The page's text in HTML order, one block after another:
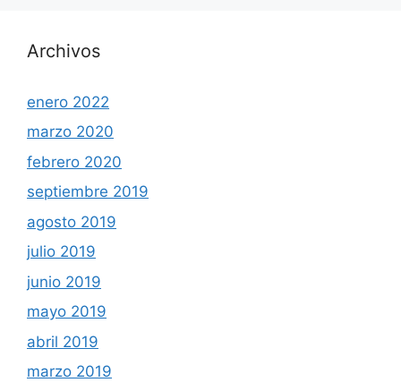
Archivos
enero 2022
marzo 2020
febrero 2020
septiembre 2019
agosto 2019
julio 2019
junio 2019
mayo 2019
abril 2019
marzo 2019